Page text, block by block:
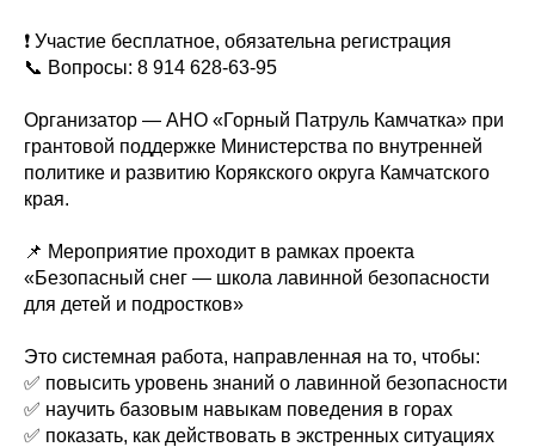
❗️ Участие бесплатное, обязательна регистрация
📞 Вопросы: 8 914 628-63-95
Организатор — АНО «Горный Патруль Камчатка» при
грантовой поддержке Министерства по внутренней
политике и развитию Корякского округа Камчатского
края.
📌 Мероприятие проходит в рамках проекта
«Безопасный снег — школа лавинной безопасности
для детей и подростков»
Это системная работа, направленная на то, чтобы:
✅ повысить уровень знаний о лавинной безопасности
✅ научить базовым навыкам поведения в горах
✅ показать, как действовать в экстренных ситуациях